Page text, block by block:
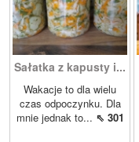
Sałatka z kapusty i...
Wakacje to dla wielu
czas odpoczynku. Dla
mnie jednak to... ⇖ 301